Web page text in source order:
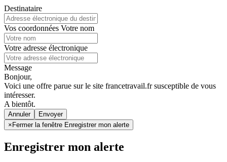
Destinataire
Vos coordonnées Votre nom
Votre adresse électronique
Message
Bonjour,
Voici une offre parue sur le site francetravail.fr susceptible de vous
intéresser.
A bientôt.
Annuler
× Fermer la fenêtre Enregistrer mon alerte
Enregistrer mon alerte